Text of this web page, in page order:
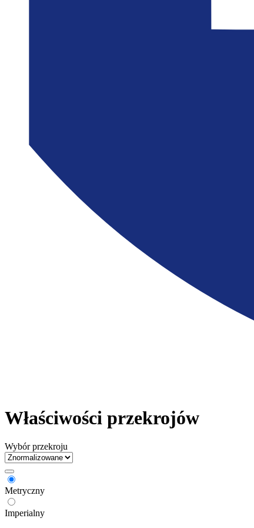
Właściwości przekrojów
Wybór przekroju
Metryczny
Imperialny